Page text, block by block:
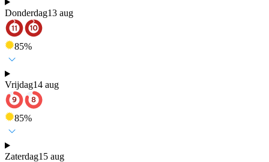
Donderdag13 aug
85%
Vrijdag14 aug
85%
Zaterdag15 aug